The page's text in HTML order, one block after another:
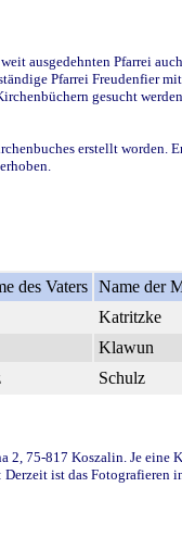
ausgedehnten Pfarrei
Pfarrei Freudenfier
gesucht
erstellt worden.
des Vaters Name der
Katritzke
Klawun
Schulz
75-817 Koszalin. Je eine
ist das Fotografieren